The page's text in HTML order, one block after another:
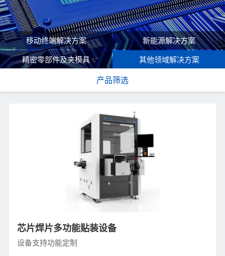
移动终端解决方案
新能源解决方案
精密零部件及夹模具
其他领域解决方案
产品筛选
芯片焊片多功能贴装设备
设备支持功能定制